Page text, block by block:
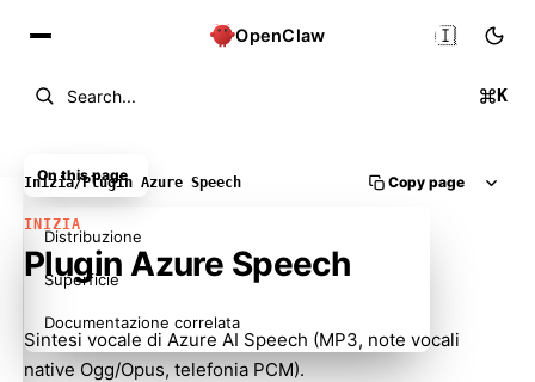
OpenClaw
Search... K
🇮🇹
Inizia/Plugin Azure Speech Copy page
INIZIA
Plugin Azure Speech
Sintesi vocale di Azure AI Speech (MP3, note vocali
native Ogg/Opus, telefonia PCM).
On this page
Distribuzione
Superficie
Documentazione correlata